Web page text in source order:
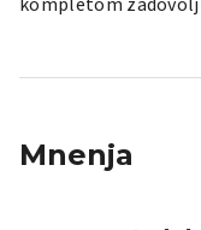
Mnenja